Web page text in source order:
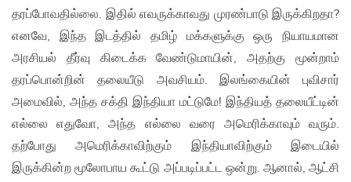
தரப்போவதில்லை. இதில் எவருக்காவது முரண்பாடு இருக்கிறதா?
எனவே, இந்த இடத்தில் தமிழ் மக்களுக்கு ஒரு நியாயமான
அரசியல் தீர்வு கிடைக்க வேண்டுமாயின், அதற்கு மூன்றாம்
தரப்பொன்றின் தலையீடு அவசியம். இலங்கையின் புவிசார்
அமைவில், அந்த சக்தி இந்தியா மட்டுமே! இந்தியத் தலையீட்டின்
எல்லை எதுவோ, அந்த எல்லை வரை அமெரிக்காவும் வரும்.
தற்போது அமெரிக்காவிற்கும் இந்தியாவிற்கும் இடையில்
இருக்கின்ற மூலோபாய கூட்டு அப்படிப்பட்ட ஒன்று. ஆனால், ஆட்சி